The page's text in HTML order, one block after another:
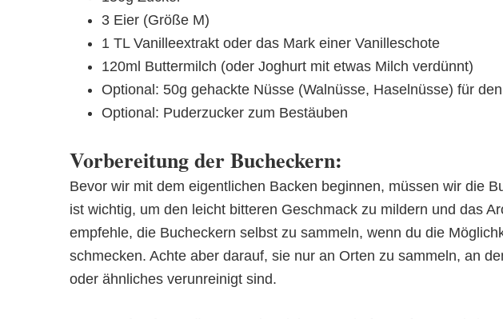
3 Eier (Größe M)
1 TL Vanilleextrakt oder das Mark einer Vanilleschote
120ml Buttermilch (oder Joghurt mit etwas Milch verdünnt)
Optional: 50g gehackte Nüsse (Walnüsse, Haselnüsse) für
Optional: Puderzucker zum Bestäuben
Vorbereitung der Bucheckern:
Bevor wir mit dem eigentlichen Backen beginnen, müssen wir die
ist wichtig, um den leicht bitteren Geschmack zu mildern und das
empfehle, die Bucheckern selbst zu sammeln, wenn du die
schmecken. Achte aber darauf, sie nur an Orten zu sammeln, an
oder ähnliches verunreinigt sind.